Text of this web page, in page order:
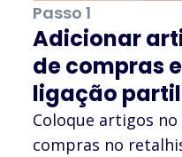
Passo 1
Adicionar
de compras
ligação
Coloque artigos
compras no